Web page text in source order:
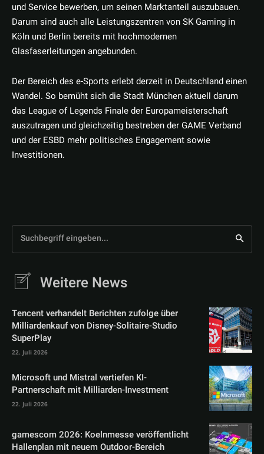
und Service bewerben, um seinen Marktanteil auszubauen.
Darum sind auch alle Leistungszentren von SK Gaming in
Köln und Berlin bereits mit hochmodernen
Glasfaserleitungen angebunden.
Der Bereich des e-Sports erlebt derzeit in Deutschland einen
Wandel. So bemüht sich die Stadt München aktuell darum
das League of Legends Finale der Europameisterschaft
auszutragen und gleichzeitig bestreben der GAME Verband
und der ESBD mehr politisches Engagement sowie
Investitionen.
Suchbegriff eingeben...
Weitere News
Tencent verhandelt Berichten zufolge über
Milliardenkauf von Disney-Solitaire-Studio
SuperPlay
22. Juli 2026
Microsoft und Mistral vertiefen KI-
Partnerschaft mit Milliarden-Investment
22. Juli 2026
gamescom 2026: Koelnmesse veröffentlicht
Hallenplan mit neuem Outdoor-Bereich